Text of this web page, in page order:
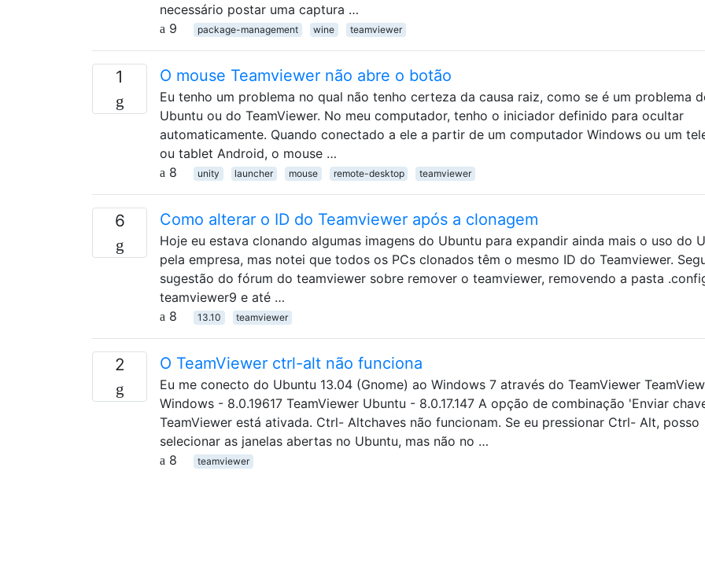
necessário postar uma captura …
9
package-management wine teamviewer
1 O mouse Teamviewer não abre o botão
Eu tenho um problema no qual não tenho certeza da causa raiz, como se é um problema
Ubuntu ou do TeamViewer. No meu computador, tenho o iniciador definido para ocultar
automaticamente. Quando conectado a ele a partir de um computador Windows ou um
ou tablet Android, o mouse …
8
unity launcher mouse remote-desktop teamviewer
6 Como alterar o ID do Teamviewer após a clonagem
Hoje eu estava clonando algumas imagens do Ubuntu para expandir ainda mais o uso do
pela empresa, mas notei que todos os PCs clonados têm o mesmo ID do Teamviewer.
sugestão do fórum do teamviewer sobre remover o teamviewer, removendo a pasta
teamviewer9 e até …
8
13.10 teamviewer
2 O TeamViewer ctrl-alt não funciona
Eu me conecto do Ubuntu 13.04 (Gnome) ao Windows 7 através do TeamViewer
Windows - 8.0.19617 TeamViewer Ubuntu - 8.0.17.147 A opção de combinação 'Enviar
TeamViewer está ativada. Ctrl- Altchaves não funcionam. Se eu pressionar Ctrl- Alt, posso
selecionar as janelas abertas no Ubuntu, mas não no …
8
teamviewer